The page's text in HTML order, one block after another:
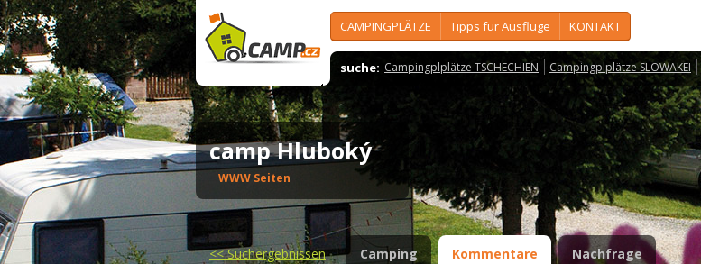
CAMPINGPLÄTZE Tipps für Ausflüge KONTAKT
suche: Campingplplätze TSCHECHIEN Campingplplätze SLOWAKEI
camp Hluboký
WWW Seiten
<<Suchergebnissen Camping Kommentare Nachfrage